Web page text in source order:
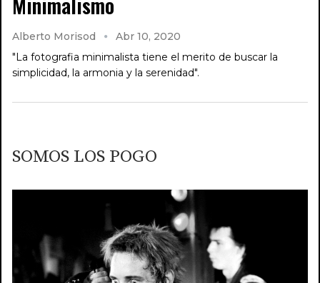
Alberto Morisod
Abr 10, 2020
"La fotografia minimalista tiene el merito de buscar la
simplicidad, la armonia y la serenidad".
SOMOS LOS POGO